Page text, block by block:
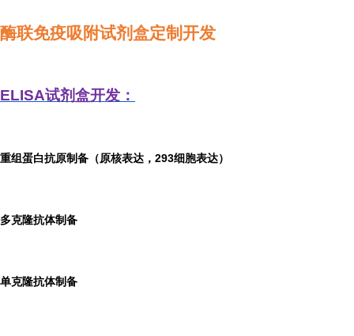
酶联免疫吸附试剂盒定制开发
ELISA试剂盒开发：
重组蛋白抗原制备（原核表达，293细胞表达）
多克隆抗体制备
单克隆抗体制备